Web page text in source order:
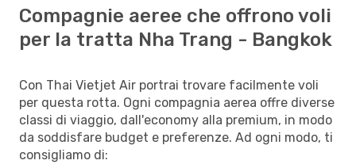
Compagnie aeree che offrono voli
per la tratta Nha Trang - Bangkok
Con Thai Vietjet Air portrai trovare facilmente voli
per questa rotta. Ogni compagnia aerea offre diverse
classi di viaggio, dall'economy alla premium, in modo
da soddisfare budget e preferenze. Ad ogni modo, ti
consigliamo di: